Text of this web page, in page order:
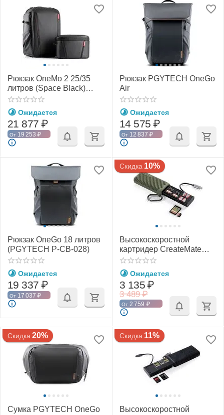
Рюкзак OneMo 2 25/35
литров (Space Black)
(PGYTECH)
Ожидается
21 877 ₽
От 19 253 ₽
Рюкзак PGYTECH OneGo
Air
Ожидается
14 575 ₽
От 12 837 ₽
Рюкзак OneGo 18 литров
(PGYTECH P-CB-028)
Ожидается
19 337 ₽
От 17 037 ₽
Скидка 10%
Высокоскоростной
картридер CreateMate
(PGYTECH P-GM-162 / P-
GM-163)
Ожидается
3 489 ₽
3 135₽
От 2 759 ₽
Скидка 20%
Сумка PGYTECH OneGo
Скидка 11%
Высокоскоростной